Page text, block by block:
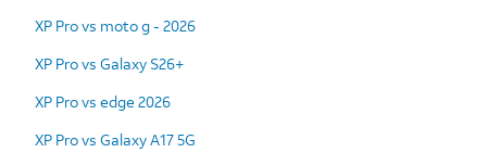
XP Pro vs moto g - 2026
XP Pro vs Galaxy S26+
XP Pro vs edge 2026
XP Pro vs Galaxy A17 5G